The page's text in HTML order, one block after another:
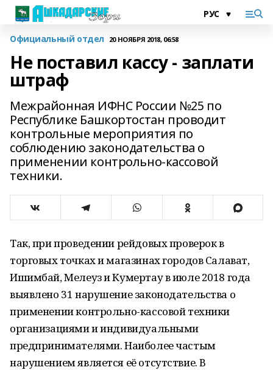
Официальный отдел 20 НОЯБРЯ 2018, 06:58
Не поставил кассу - заплати
штраф
Межрайонная ИФНС России №25 по
Республике Башкортостан проводит
контрольные мероприятия по
соблюдению законодательства о
применении контрольно-кассовой
техники.
Так, при проведении рейдовых проверок в
торговых точках и магазинах городов Салават,
Ишимбай, Мелеуз и Кумертау в июле 2018 года
выявлено 31 нарушение законодательства о
применении контрольно-кассовой техники
организациями и индивидуальными
предпринимателями. Наиболее частым
нарушением является её отсутствие. В